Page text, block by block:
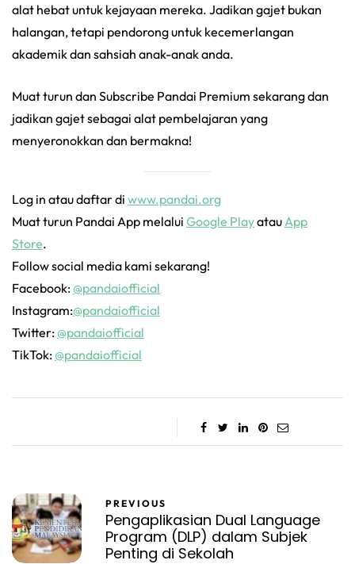
alat hebat untuk kejayaan mereka. Jadikan gajet bukan
halangan, tetapi pendorong untuk kecemerlangan
akademik dan sahsiah anak-anak anda.
Muat turun dan Subscribe Pandai Premium sekarang dan
jadikan gajet sebagai alat pembelajaran yang
menyeronokkan dan bermakna!
Log in atau daftar di www.pandai.org
Muat turun Pandai App melalui Google Playatau App
Store.
Follow social media kami sekarang!
Facebook: @pandaiofficial
Instagram:@pandaiofficial
Twitter: @pandaiofficial
TikTok: @pandaiofficial
PREVIOUS
Pengaplikasian Dual Language
Program (DLP) dalam Subjek
Penting di Sekolah